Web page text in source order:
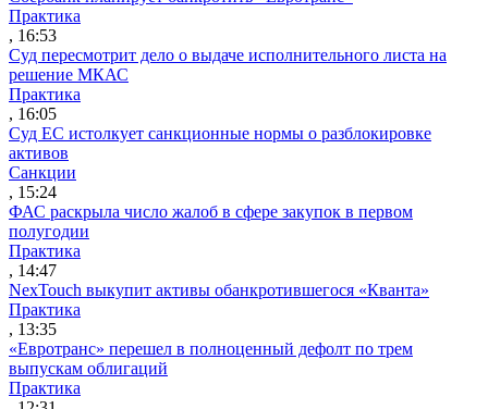
Практика
, 16:53
Суд пересмотрит дело о выдаче исполнительного листа на
решение МКАС
Практика
, 16:05
Суд ЕС истолкует санкционные нормы о разблокировке
активов
Санкции
, 15:24
ФАС раскрыла число жалоб в сфере закупок в первом
полугодии
Практика
, 14:47
NexTouch выкупит активы обанкротившегося «Кванта»
Практика
, 13:35
«Евротранс» перешел в полноценный дефолт по трем
выпускам облигаций
Практика